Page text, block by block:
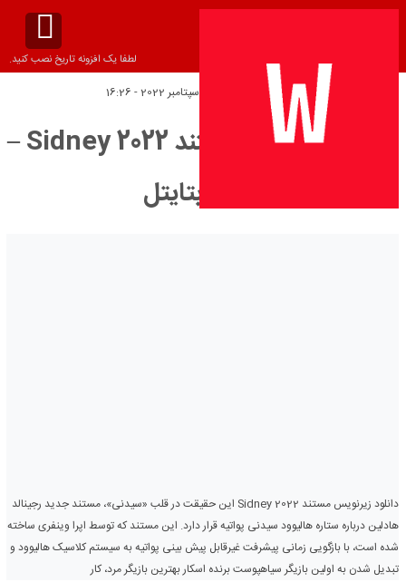
لطفا یک افزونه تاریخ نصب کنید.
تاریخ انتشار:
دانلود زیرنویس مستند Sidney 2022 –
بلو سابتايتل
دانلود زیرنویس مستند Sidney 2022 این حقیقت در قلب «سیدنی»، مستند جدید رجینالد
هادلین درباره ستاره هالیوود سیدنی پواتیه قرار دارد. این مستند که توسط اپرا وینفری ساخته
شده است، با بازگویی زمانی پیشرفت غیرقابل پیش بینی پواتیه به سیستم کلاسیک هالیوود و
تبدیل شدن به اولین بازیگر سیاهپوست برنده اسکار بهترین بازیگر مرد، کار